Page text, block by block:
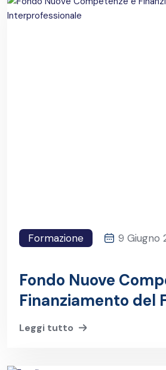
Formazione 9 Giugno
Fondo Nuove
Finanziamento del
Interprofessionale
Leggi tutto